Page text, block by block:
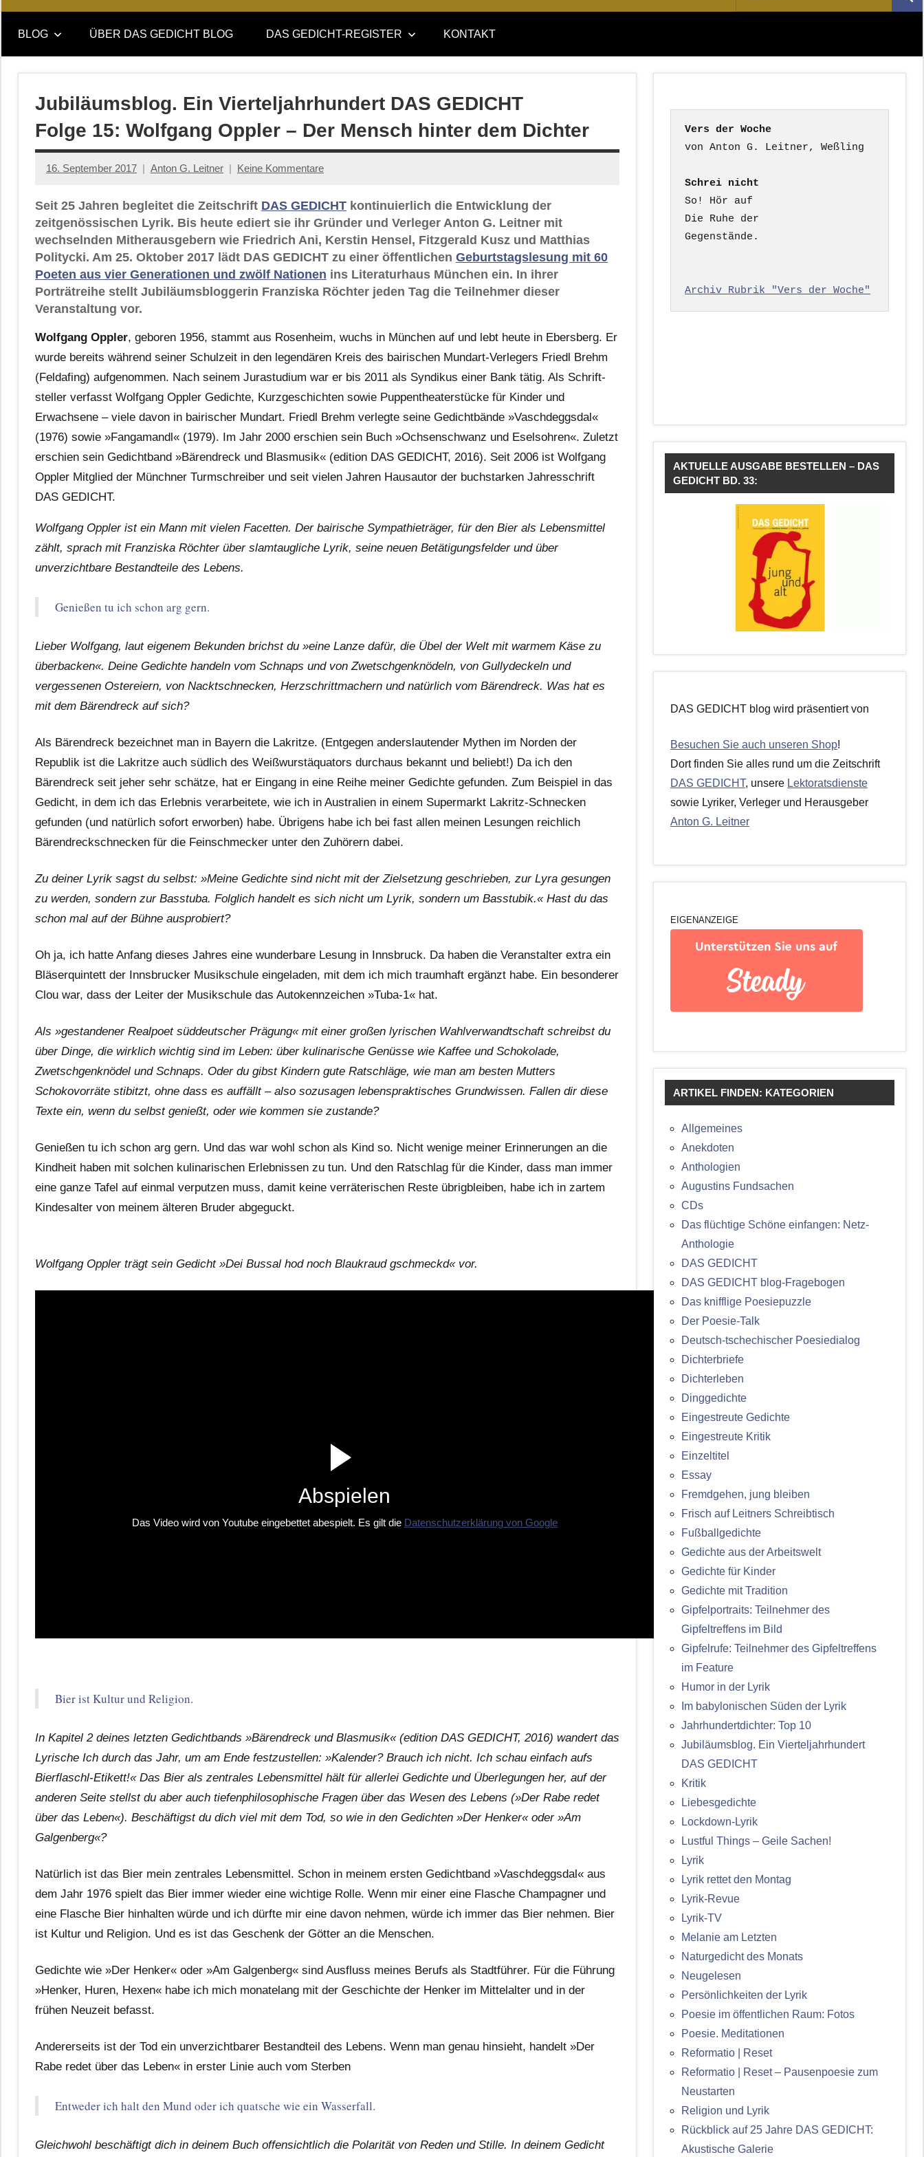
DAS
GEDICHT
blog
DAS
GEDICHT.
Zeitschrift
nach:
BLOG ÜBER DAS GEDICHT BLOG DAS GEDICHT-REGISTER KONTAKT
Jubiläumsblog. Ein Vierteljahrhundert DAS GEDICHT
Folge 15: Wolfgang Oppler – Der Mensch hinter dem Dichter
16. September 2017 Anton G. Leitner Keine Kommentare
Seit 25 Jahren begleitet die Zeitschrift DAS GEDICHT kontinuierlich die Entwicklung der
zeitgenössischen Lyrik. Bis heute ediert sie ihr Gründer und Verleger Anton G. Leitner mit
wechselnden Mitherausgebern wie Friedrich Ani, Kerstin Hensel, Fitzgerald Kusz und Matthias
Politycki. Am 25. Oktober 2017 lädt DAS GEDICHT zu einer öffentlichen Geburtstagslesung mit 60
Poeten aus vier Generationen und zwölf Nationen ins Literaturhaus München ein. In ihrer
Porträtreihe stellt Jubiläumsbloggerin Franziska Röchter jeden Tag die Teilnehmer dieser
Veranstaltung vor.
Wolfgang Oppler, geboren 1956, stammt aus Rosen­heim, wuchs in München auf und lebt heute in Ebers­berg. Er
wurde bereits während seiner Schul­zeit in den legendären Kreis des bairischen Mundart-Verlegers Friedl Brehm
(Feldafing) aufge­nommen. Nach seinem Jura­studium war er bis 2011 als Syndikus einer Bank tätig. Als Schrift­
steller verfasst Wolfgang Oppler Gedichte, Kurz­geschichten sowie Puppen­theater­stücke für Kinder und
Erwachsene – viele davon in bairischer Mundart. Friedl Brehm verlegte seine Gedicht­bände »Vaschdeggsdal«
(1976) sowie »Fanga­mandl« (1979). Im Jahr 2000 erschien sein Buch »Ochsen­schwanz und Esels­ohren«. Zuletzt
erschien sein Gedicht­band »Bären­dreck und Blas­musik« (edition DAS GEDICHT, 2016). Seit 2006 ist Wolfgang
Oppler Mitglied der Münchner Turm­schreiber und seit vielen Jahren Haus­autor der buch­starken Jahres­schrift
DAS GEDICHT.
Wolfgang Oppler ist ein Mann mit vielen Facetten. Der bairische Sympathieträger, für den Bier als Lebensmittel
zählt, sprach mit Franziska Röchter über slamtaugliche Lyrik, seine neuen Betätigungsfelder und über
unverzichtbare Bestandteile des Lebens.
Genießen tu ich schon arg gern.
Lieber Wolfgang, laut eigenem Bekunden brichst du »eine Lanze dafür, die Übel der Welt mit warmem Käse zu
überbacken«. Deine Gedichte handeln vom Schnaps und von Zwetschgenknödeln, von Gullydeckeln und
vergessenen Ostereiern, von Nacktschnecken, Herzschrittmachern und natürlich vom Bärendreck. Was hat es
mit dem Bärendreck auf sich?
Als Bärendreck bezeichnet man in Bayern die Lakritze. (Entgegen anderslautender Mythen im Norden der
Republik ist die Lakritze auch südlich des Weißwurstäquators durchaus bekannt und beliebt!) Da ich den
Bärendreck seit jeher sehr schätze, hat er Eingang in eine Reihe meiner Gedichte gefunden. Zum Beispiel in das
Gedicht, in dem ich das Erlebnis verarbeitete, wie ich in Australien in einem Supermarkt Lakritz-Schnecken
gefunden (und natürlich sofort erworben) habe. Übrigens habe ich bei fast allen meinen Lesungen reichlich
Bärendreckschnecken für die Feinschmecker unter den Zuhörern dabei.
Zu deiner Lyrik sagst du selbst: »Meine Gedichte sind nicht mit der Zielsetzung geschrieben, zur Lyra gesungen
zu werden, sondern zur Basstuba. Folglich handelt es sich nicht um Lyrik, sondern um Basstubik.« Hast du das
schon mal auf der Bühne ausprobiert?
Oh ja, ich hatte Anfang dieses Jahres eine wunderbare Lesung in Innsbruck. Da haben die Veranstalter extra ein
Bläserquintett der Innsbrucker Musikschule eingeladen, mit dem ich mich traumhaft ergänzt habe. Ein besonderer
Clou war, dass der Leiter der Musikschule das Autokennzeichen »Tuba-1« hat.
Als »gestandener Realpoet süddeutscher Prägung« mit einer großen lyrischen Wahlverwandtschaft schreibst du
über Dinge, die wirklich wichtig sind im Leben: über kulinarische Genüsse wie Kaffee und Schokolade,
Zwetschgenknödel und Schnaps. Oder du gibst Kindern gute Ratschläge, wie man am besten Mutters
Schokovorräte stibitzt, ohne dass es auffällt – also sozusagen lebenspraktisches Grundwissen. Fallen dir diese
Texte ein, wenn du selbst genießt, oder wie kommen sie zustande?
Genießen tu ich schon arg gern. Und das war wohl schon als Kind so. Nicht wenige meiner Erinnerungen an die
Kindheit haben mit solchen kulinarischen Erlebnissen zu tun. Und den Ratschlag für die Kinder, dass man immer
eine ganze Tafel auf einmal verputzen muss, damit keine verräterischen Reste übrigbleiben, habe ich in zartem
Kindesalter von meinem älteren Bruder abgeguckt.
Wolfgang Oppler trägt sein Gedicht »Dei Bussal hod noch Blaukraud gschmeckd« vor.
Abspielen
Das Video wird von Youtube eingebettet abespielt. Es gilt die Datenschutzerklärung von Google
Bier ist Kultur und Religion.
In Kapitel 2 deines letzten Gedichtbands »Bärendreck und Blasmusik« (edition DAS GEDICHT, 2016) wandert das
Lyrische Ich durch das Jahr, um am Ende festzustellen: »Kalender? Brauch ich nicht. Ich schau einfach aufs
Bierflaschl-Etikett!« Das Bier als zentrales Lebensmittel hält für allerlei Gedichte und Überlegungen her, auf der
anderen Seite stellst du aber auch tiefenphilosophische Fragen über das Wesen des Lebens (»Der Rabe redet
über das Leben«). Beschäftigst du dich viel mit dem Tod, so wie in den Gedichten »Der Henker« oder »Am
Galgenberg«?
Natürlich ist das Bier mein zentrales Lebensmittel. Schon in meinem ersten Gedichtband »Vaschdeggsdal« aus
dem Jahr 1976 spielt das Bier immer wieder eine wichtige Rolle. Wenn mir einer eine Flasche Champagner und
eine Flasche Bier hinhalten würde und ich dürfte mir eine davon nehmen, würde ich immer das Bier nehmen. Bier
ist Kultur und Religion. Und es ist das Geschenk der Götter an die Menschen.
Gedichte wie »Der Henker« oder »Am Galgenberg« sind Ausfluss meines Berufs als Stadtführer. Für die Führung
»Henker, Huren, Hexen« habe ich mich monatelang mit der Geschichte der Henker im Mittelalter und in der
frühen Neuzeit befasst.
Andererseits ist der Tod ein unverzichtbarer Bestandteil des Lebens. Wenn man genau hinsieht, handelt »Der
Rabe redet über das Leben« in erster Linie auch vom Sterben
Entweder ich halt den Mund oder ich quatsche wie ein Wasserfall.
Gleichwohl beschäftigt dich in deinem Buch offensichtlich die Polarität von Reden und Stille. In deinem Gedicht
Vers der Woche
Schrei nicht
So! Hör auf
Die Ruhe der
Gegenstände.
Archiv Rubrik "Vers der Woche"
AKTUELLE AUSGABE BESTELLEN – DAS
GEDICHT BD. 33:
DAS GEDICHT blog wird präsentiert von
Besuchen Sie auch unseren Shop!
Dort finden Sie alles rund um die Zeitschrift
DAS GEDICHT, unsere Lektoratsdienste
sowie Lyriker, Verleger und Herausgeber
Anton G. Leitner
EIGENANZEIGE
ARTIKEL FINDEN: KATEGORIEN
Allgemeines
Anekdoten
Anthologien
Augustins Fundsachen
CDs
Das flüchtige Schöne einfangen: Netz-
Anthologie
DAS GEDICHT
DAS GEDICHT blog-Fragebogen
Das knifflige Poesiepuzzle
Der Poesie-Talk
Deutsch-tschechischer Poesiedialog
Dichterbriefe
Dichterleben
Dinggedichte
Eingestreute Gedichte
Eingestreute Kritik
Einzeltitel
Essay
Fremdgehen, jung bleiben
Frisch auf Leitners Schreibtisch
Fußballgedichte
Gedichte aus der Arbeitswelt
Gedichte für Kinder
Gedichte mit Tradition
Gipfelportraits: Teilnehmer des
Gipfeltreffens im Bild
Gipfelrufe: Teilnehmer des Gipfeltreffens
im Feature
Humor in der Lyrik
Im babylonischen Süden der Lyrik
Jahrhundertdichter: Top 10
Jubiläumsblog. Ein Vierteljahrhundert
DAS GEDICHT
Kritik
Liebesgedichte
Lockdown-Lyrik
Lustful Things – Geile Sachen!
Lyrik
Lyrik rettet den Montag
Lyrik-Revue
Lyrik-TV
Melanie am Letzten
Naturgedicht des Monats
Neugelesen
Persönlichkeiten der Lyrik
Poesie im öffentlichen Raum: Fotos
Poesie. Meditationen
Reformatio | Reset
Reformatio | Reset – Pausenpoesie zum
Neustarten
Religion und Lyrik
Rückblick auf 25 Jahre DAS GEDICHT:
Akustische Galerie